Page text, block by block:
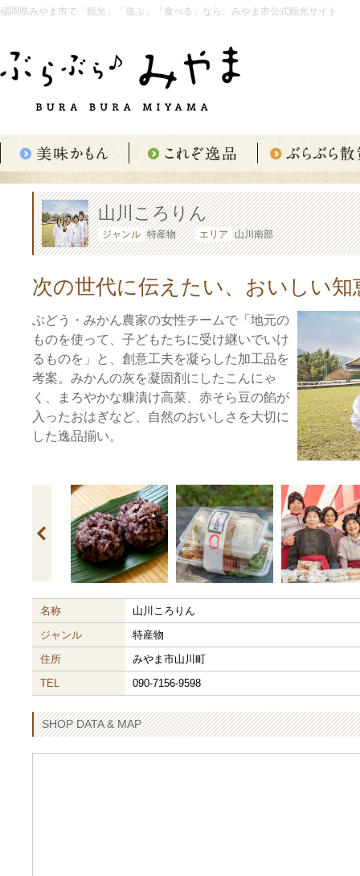
福岡県みやま市で「観光」「遊ぶ」「食べる」なら、みやま市公式観光サイト
山川ころりん
ジャンル 特産物 エリア 山川南部
次の世代に伝えたい、おいしい知
ぶどう・みかん農家の女性チームで「地元の
ものを使って、子どもたちに受け継いでいけ
るものを」と、創意工夫を凝らした加工品を
考案。みかんの灰を凝固剤にしたこんにゃ
く、まろやかな糠漬け高菜、赤そら豆の餡が
入ったおはぎなど、自然のおいしさを大切に
した逸品揃い。
名称
山川ころりん
ジャンル
特産物
住所
みやま市山川町
TEL
090-7156-9598
SHOP DATA & MAP